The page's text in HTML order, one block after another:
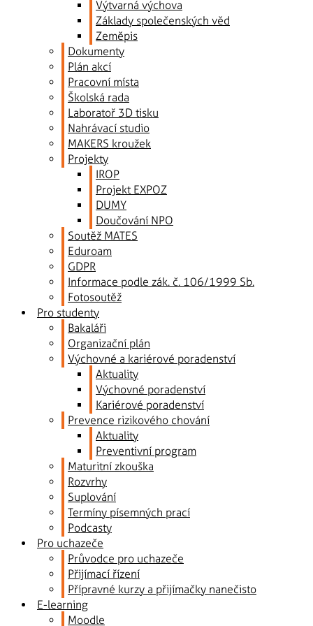
Výtvarná výchova
Základy společenských věd
Zeměpis
Dokumenty
Plán akcí
Pracovní místa
Školská rada
Laboratoř 3D tisku
Nahrávací studio
MAKERS kroužek
Projekty
IROP
Projekt EXPOZ
DUMY
Doučování NPO
Soutěž MATES
Eduroam
GDPR
Informace podle zák. č. 106/1999 Sb.
Fotosoutěž
Pro studenty
Bakaláři
Organizační plán
Výchovné a kariérové poradenství
Aktuality
Výchovné poradenství
Kariérové poradenství
Prevence rizikového chování
Aktuality
Preventivní program
Maturitní zkouška
Rozvrhy
Suplování
Termíny písemných prací
Podcasty
Pro uchazeče
Průvodce pro uchazeče
Přijímací řízení
Přípravné kurzy a přijímačky nanečisto
E-learning
Moodle